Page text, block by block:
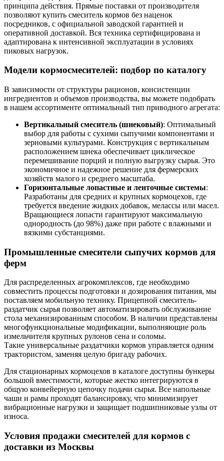
принципа действия. Прямые поставки от производителя
позволяют купить смеситель кормов без наценок
посредников, с официальной заводской гарантией и
оперативной доставкой. Вся техника сертифицирована и
адаптирована к интенсивной эксплуатации в условиях
пиковых нагрузок.
Модели кормосмесителей: подбор по каталогу
В зависимости от структуры рационов, консистенции
ингредиентов и объемов производства, вы можете подобрать
в нашем ассортименте оптимальный тип приводного агрегата:
Вертикальный смеситель (шнековый): Оптимальный
выбор для работы с сухими сыпучими компонентами и
зерновыми культурами. Конструкция с вертикальным
расположением шнека обеспечивает циклическое
перемешивание порций и полную выгрузку сырья. Это
экономичное и надежное решение для фермерских
хозяйств малого и среднего масштаба.
Горизонтальные лопастные и ленточные системы:
Разработаны для средних и крупных кормоцехов, где
требуется введение жидких добавок, мелассы или масел.
Вращающиеся лопасти гарантируют максимальную
однородность (до 98%) даже при работе с влажными и
вязкими субстанциями.
Промышленные смесители сыпучих кормов для
ферм
Для распределенных агрокомплексов, где необходимо
совместить процессы подготовки и дозирования питания, мы
поставляем мобильную технику. Прицепной смеситель-
раздатчик сырья позволяет автоматизировать обслуживание
стола механизированным способом. В наличии представлены
многофункциональные модификации, выполняющие роль
измельчителя крупных рулонов сена и соломы.
Такие универсальные раздатчики кормов управляется одним
трактористом, заменяя целую бригаду рабочих.
Для стационарных кормоцехов в каталоге доступны бункеры
большой вместимости, которые жестко интегрируются в
общую конвейерную цепочку подачи сырья. Все напольные
чаши и рамы проходят балансировку, что минимизирует
вибрационные нагрузки и защищает подшипниковые узлы от
износа.
Условия продажи смесителей для кормов с
доставки из Москвы